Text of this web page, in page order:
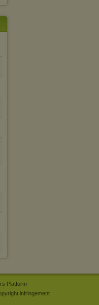
Platform
infringement